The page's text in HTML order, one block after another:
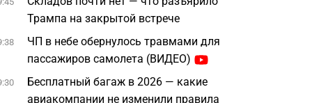
Трампа на закрытой встрече
ЧП в небе обернулось травмами для
пассажиров самолета (ВИДЕО)
Бесплатный багаж в 2026 — какие
авиакомпании не изменили правила